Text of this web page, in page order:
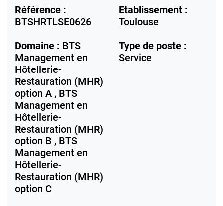
Référence :
BTSHRTLSE0626
Etablissement :
Toulouse
Domaine : BTS
Management en
Hôtellerie-
Restauration (MHR)
option A , BTS
Management en
Hôtellerie-
Restauration (MHR)
option B , BTS
Management en
Hôtellerie-
Restauration (MHR)
option C
Type de poste :
Service